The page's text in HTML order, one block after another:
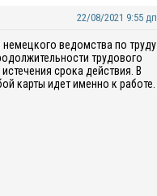
22/08/2021 9:55 дп
ведомства по труду
трудового
срока действия. В
карты идет именно к работе.